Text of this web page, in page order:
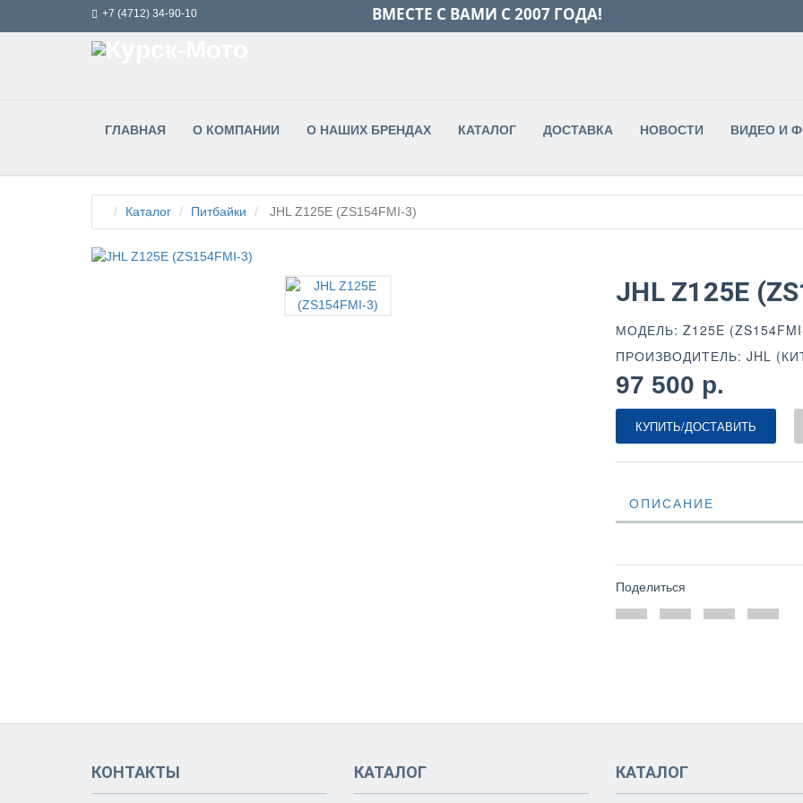
+7 (4712) 34-90-10 ВМЕСТЕ С ВАМИ С 2007 ГОДА!
ГЛАВНАЯ О КОМПАНИИ О НАШИХ БРЕНДАХ КАТАЛОГ ДОСТАВКА НОВОСТИ ВИДЕО И
Каталог Питбайки JHL Z125E (ZS154FMI-3)
JHL Z125E
МОДЕЛЬ: Z125E
ПРОИЗВОДИТЕЛЬ: JHL
97 500 р.
КУПИТЬ/ДОСТАВИТЬ
ОПИСАНИЕ
Поделиться
КОНТАКТЫ КАТАЛОГ КАТАЛОГ